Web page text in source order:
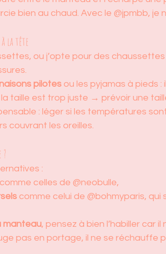
bien au chaud. Avec le @jpmbb, je
la tête
ou j’opte pour des
pilotes ou les pyjamas à pieds
taille est trop juste → prévoir une
: léger si les températures
couvrant les oreilles.
:
comme celles de @neobulle,
comme celui de @bohmyparis, qui
manteau, pensez à bien l’habiller car
pas en portage, il ne se réchauffe